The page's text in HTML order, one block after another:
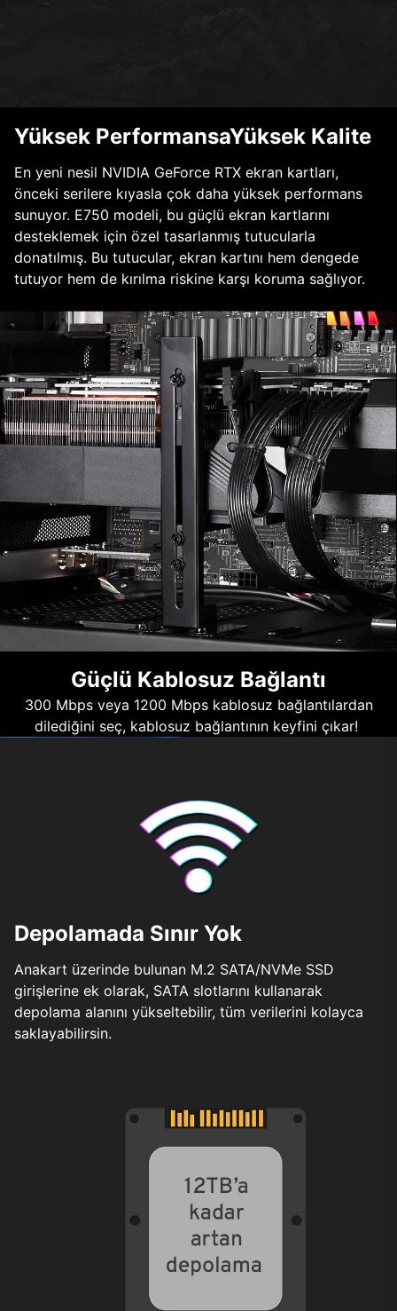
Yüksek PerformansaYüksek Kalite
En yeni nesil NVIDIA GeForce RTX ekran kartları,
önceki serilere kıyasla çok daha yüksek performans
sunuyor. E750 modeli, bu güçlü ekran kartlarını
desteklemek için özel tasarlanmış tutucularla
donatılmış. Bu tutucular, ekran kartını hem dengede
tutuyor hem de kırılma riskine karşı koruma sağlıyor.
Güçlü Kablosuz Bağlantı
300 Mbps veya 1200 Mbps kablosuz bağlantılardan
dilediğini seç, kablosuz bağlantının keyfini çıkar!
Depolamada Sınır Yok
Anakart üzerinde bulunan M.2 SATA/NVMe SSD
girişlerine ek olarak, SATA slotlarını kullanarak
depolama alanını yükseltebilir, tüm verilerini kolayca
saklayabilirsin.